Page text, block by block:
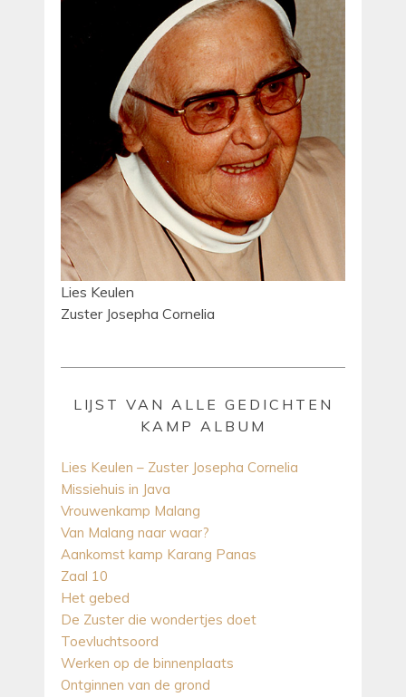
Lies Keulen
Zuster Josepha Cornelia
LIJST VAN ALLE GEDICHTEN
KAMP ALBUM
Lies Keulen – Zuster Josepha Cornelia
Missiehuis in Java
Vrouwenkamp Malang
Van Malang naar waar?
Aankomst kamp Karang Panas
Zaal 10
Het gebed
De Zuster die wondertjes doet
Toevluchtsoord
Werken op de binnenplaats
Ontginnen van de grond